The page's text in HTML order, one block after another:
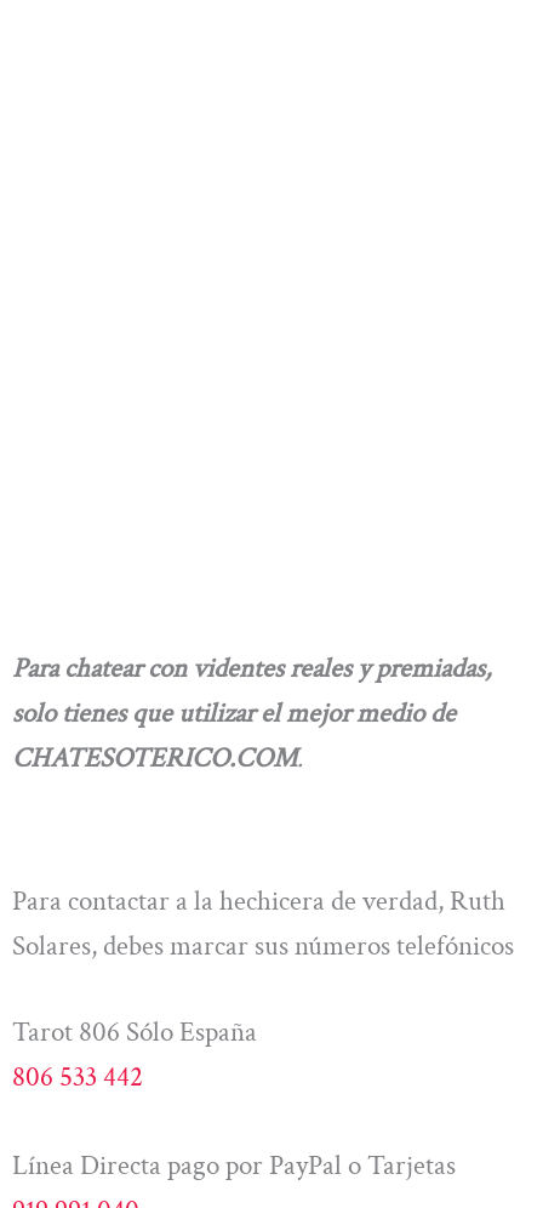
Para chatear con videntes reales y premiadas,
solo tienes que utilizar el mejor medio de
CHATESOTERICO.COM.
Para contactar a la hechicera de verdad, Ruth
Solares, debes marcar sus números telefónicos
Tarot 806 Sólo España
806 533 442
Línea Directa pago por PayPal o Tarjetas